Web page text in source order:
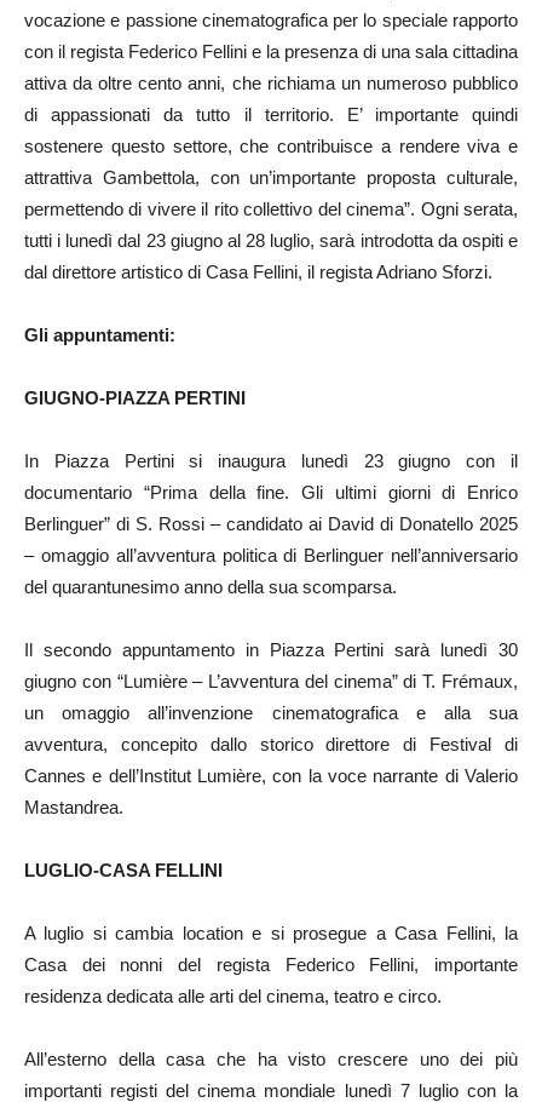
vocazione e passione cinematografica per lo speciale rapporto
con il regista Federico Fellini e la presenza di una sala cittadina
attiva da oltre cento anni, che richiama un numeroso pubblico
di appassionati da tutto il territorio. E’ importante quindi
sostenere questo settore, che contribuisce a rendere viva e
attrattiva Gambettola, con un’importante proposta culturale,
permettendo di vivere il rito collettivo del cinema”. Ogni serata,
tutti i lunedì dal 23 giugno al 28 luglio, sarà introdotta da ospiti e
dal direttore artistico di Casa Fellini, il regista Adriano Sforzi.
Gli appuntamenti:
GIUGNO-PIAZZA PERTINI
In Piazza Pertini si inaugura lunedì 23 giugno con il
documentario “Prima della fine. Gli ultimi giorni di Enrico
Berlinguer” di S. Rossi – candidato ai David di Donatello 2025
– omaggio all’avventura politica di Berlinguer nell’anniversario
del quarantunesimo anno della sua scomparsa.
Il secondo appuntamento in Piazza Pertini sarà lunedì 30
giugno con “Lumière – L’avventura del cinema” di T. Frémaux,
un omaggio all’invenzione cinematografica e alla sua
avventura, concepito dallo storico direttore di Festival di
Cannes e dell’Institut Lumière, con la voce narrante di Valerio
Mastandrea.
LUGLIO-CASA FELLINI
A luglio si cambia location e si prosegue a Casa Fellini, la
Casa dei nonni del regista Federico Fellini, importante
residenza dedicata alle arti del cinema, teatro e circo.
All’esterno della casa che ha visto crescere uno dei più
importanti registi del cinema mondiale lunedì 7 luglio con la